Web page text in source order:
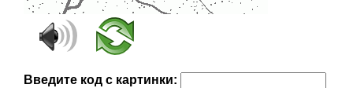
Введите код с картинки: